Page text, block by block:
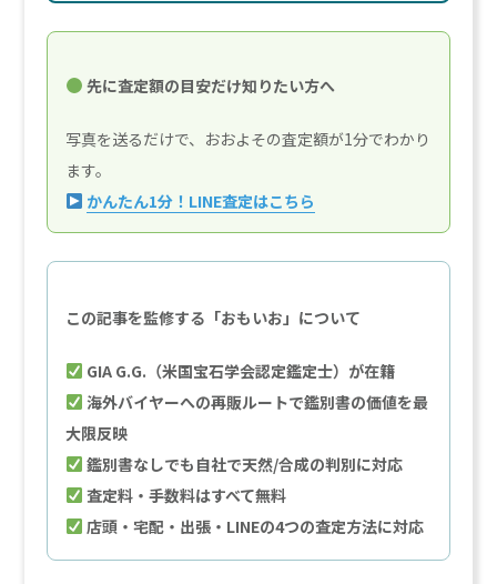
先に査定額の目安だけ知りたい方へ
写真を送るだけで、おおよその査定額が1分でわかり
ます。
かんたん1分！LINE査定はこちら
この記事を監修する「おもいお」について
GIA G.G.（米国宝石学会認定鑑定士）が在籍
海外バイヤーへの再販ルートで鑑別書の価値を最
大限反映
鑑別書なしでも自社で天然/合成の判別に対応
査定料・手数料はすべて無料
店頭・宅配・出張・LINEの4つの査定方法に対応